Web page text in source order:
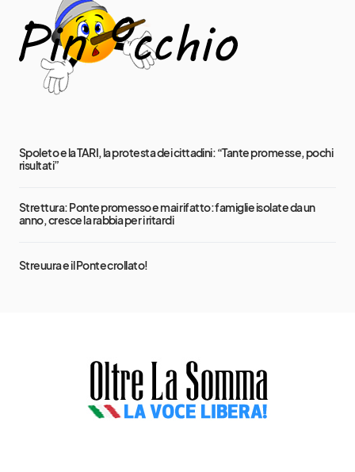
Spoleto e la TARI, la protesta dei cittadini: “Tante promesse, pochi
risultati”
Strettura: Ponte promesso e mai rifatto: famiglie isolate da un
anno, cresce la rabbia per i ritardi
Streuura e il Ponte crollato!